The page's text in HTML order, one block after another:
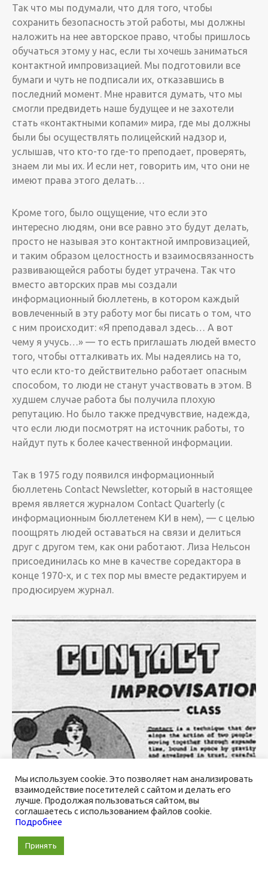
Так что мы подумали, что для того, чтобы
сохранить безопасность этой работы, мы должны
наложить на нее авторское право, чтобы пришлось
обучаться этому у нас, если ты хочешь заниматься
контактной импровизацией. Мы подготовили все
бумаги и чуть не подписали их, отказавшись в
последний момент. Мне нравится думать, что мы
смогли предвидеть наше будущее и не захотели
стать «контактными копами» мира, где мы должны
были бы осуществлять полицейский надзор и,
услышав, что кто-то где-то преподает, проверять,
знаем ли мы их. И если нет, говорить им, что они не
имеют права этого делать…
Кроме того, было ощущение, что если это
интересно людям, они все равно это будут делать,
просто не называя это контактной импровизацией,
и таким образом целостность и взаимосвязанность
развивающейся работы будет утрачена. Так что
вместо авторских прав мы создали
информационный бюллетень, в котором каждый
вовлеченный в эту работу мог бы писать о том, что
с ним происходит: «Я преподавал здесь… А вот
чему я учусь…» — то есть приглашать людей вместо
того, чтобы отталкивать их. Мы надеялись на то,
что если кто-то действительно работает опасным
способом, то люди не станут участвовать в этом. В
худшем случае работа бы получила плохую
репутацию. Но было также предчувствие, надежда,
что если люди посмотрят на источник работы, то
найдут путь к более качественной информации.
­Так в 1975 году появился информационный
бюллетень Contact Newsletter, который в настоящее
время является журналом Contact Quarterly (с
информационным бюллетенем КИ в нем), — с целью
поощрять людей оставаться на связи и делиться
друг с другом тем, как они работают. Лиза Нельсон
присоединилась ко мне в качестве соредактора в
конце 1970-х, и с тех пор мы вместе редактируем и
продюсируем журнал.
Мы используем cookie. Это позволяет нам анализировать
взаимодействие посетителей с сайтом и делать его
лучше. Продолжая пользоваться сайтом, вы
соглашаетесь с использованием файлов cookie.
Подробнее
Принять